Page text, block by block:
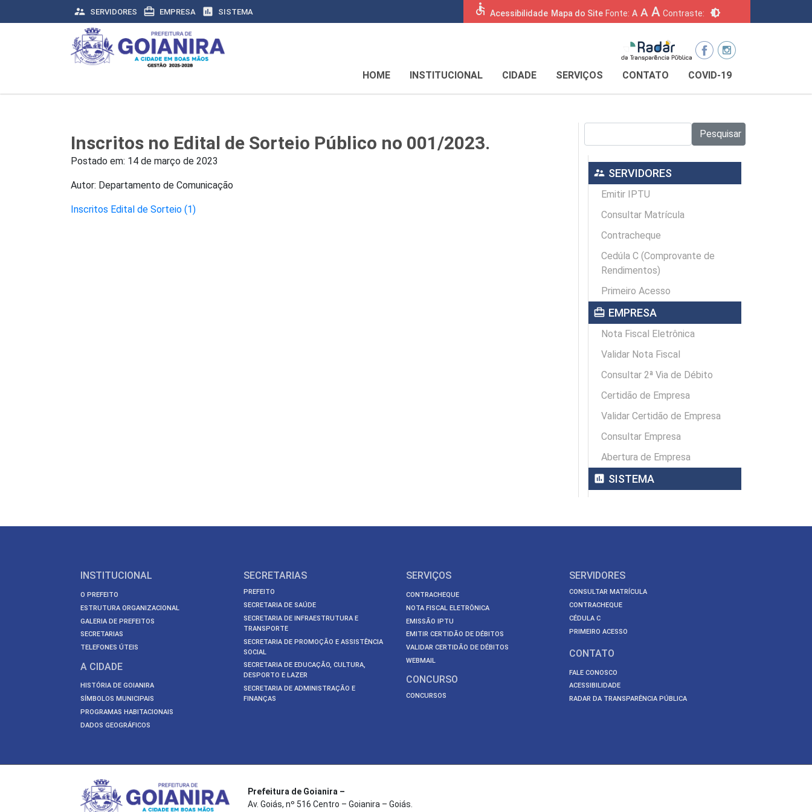
supervisor_account SERVIDORES card_travel EMPRESA assessment SISTEMA accessible Acessibilidade Mapa do Site Fonte: A A A Contraste: brightness_6
HOME INSTITUCIONAL CIDADE SERVIÇOS CONTATO COVID-19
Inscritos no Edital de Sorteio Público no 001/2023.
Postado em: 14 de março de 2023
Autor: Departamento de Comunicação
Inscritos Edital de Sorteio (1)
Pesquisar
supervisor_account SERVIDORES
Emitir IPTU
Consultar Matrícula
Contracheque
Cedúla C (Comprovante de
Rendimentos)
Primeiro Acesso
card_travel EMPRESA
Nota Fiscal Eletrônica
Validar Nota Fiscal
Consultar 2ª Via de Débito
Certidão de Empresa
Validar Certidão de Empresa
Consultar Empresa
Abertura de Empresa
assessment SISTEMA
INSTITUCIONAL
O PREFEITO
ESTRUTURA ORGANIZACIONAL
GALERIA DE PREFEITOS
SECRETARIAS
TELEFONES ÚTEIS
A CIDADE
HISTÓRIA DE GOIANIRA
SÍMBOLOS MUNICIPAIS
PROGRAMAS HABITACIONAIS
DADOS GEOGRÁFICOS
SECRETARIAS
PREFEITO
SECRETARIA DE SAÚDE
SECRETARIA DE INFRAESTRUTURA E
TRANSPORTE
SECRETARIA DE PROMOÇÃO E ASSISTÊNCIA
SOCIAL
SECRETARIA DE EDUCAÇÃO, CULTURA,
DESPORTO E LAZER
SECRETARIA DE ADMINISTRAÇÃO E
FINANÇAS
SERVIÇOS
CONTRACHEQUE
NOTA FISCAL ELETRÔNICA
EMISSÃO IPTU
EMITIR CERTIDÃO DE DÉBITOS
VALIDAR CERTIDÃO DE DÉBITOS
WEBMAIL
CONCURSO
CONCURSOS
SERVIDORES
CONSULTAR MATRÍCULA
CONTRACHEQUE
CÉDULA C
PRIMEIRO ACESSO
CONTATO
FALE CONOSCO
ACESSIBILIDADE
RADAR DA TRANSPARÊNCIA PÚBLICA
Prefeitura de Goianira –
Av. Goiás, nº 516 Centro – Goianira – Goiás.